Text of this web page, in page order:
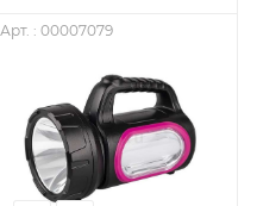
Арт. : 00007079